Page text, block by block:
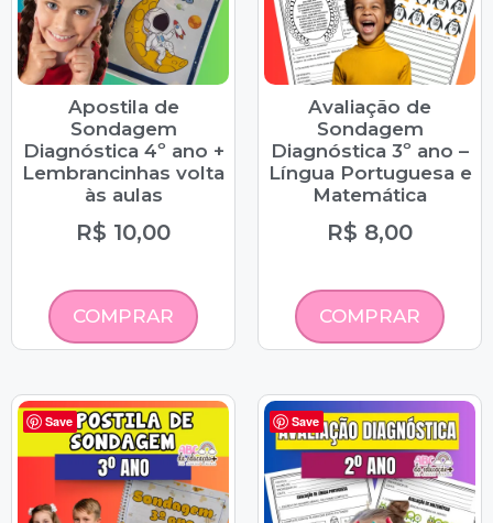
Apostila de
Sondagem
Diagnóstica 4º ano +
Lembrancinhas volta
às aulas
R$ 10,00
COMPRAR
Avaliação de
Sondagem
Diagnóstica 3º ano –
Língua Portuguesa e
Matemática
R$ 8,00
COMPRAR
Save Save